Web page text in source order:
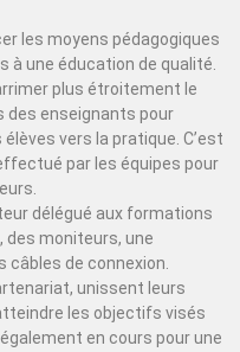
les moyens pédagogiques
à une éducation de qualité.
plus étroitement le
des enseignants pour
vers la pratique. C’est
par les équipes pour
délégué aux formations
des moniteurs, une
de connexion.
unissent leurs
les objectifs visés
en cours pour une